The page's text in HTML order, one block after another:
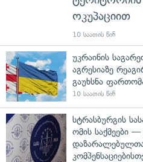
ოკუპაციით
10 საათის წინ
უკრაინის
აგრესიაზე
გაუხსნა
10 საათის წინ
სტრასბურგის
ომის საქმეები